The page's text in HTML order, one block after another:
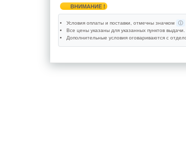
ВНИМАНИЕ !
Условия оплаты и поставки , отмечны значком
ⓘ
Все цены указаны для указанных пунктов выдачи
Дополнительные условия оговариваются с